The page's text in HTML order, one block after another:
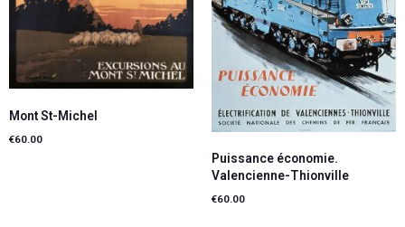
Mont St-Michel
€60.00
Puissance économie.
Valencienne-Thionville
€60.00